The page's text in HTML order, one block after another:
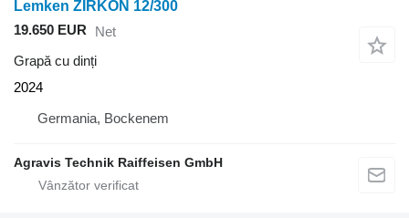
Lemken ZIRKON 12/300
19.650 EUR
Net
Grapă cu dinți
2024
Germania, Bockenem
Agravis Technik Raiffeisen GmbH